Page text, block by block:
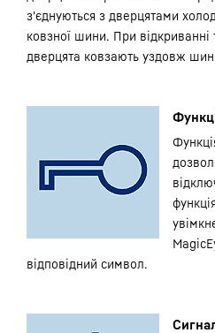
з'єднуються з дверцятами
ковзної шини. При відкриванні
дверцята ковзають уздовж
відповідний символ.